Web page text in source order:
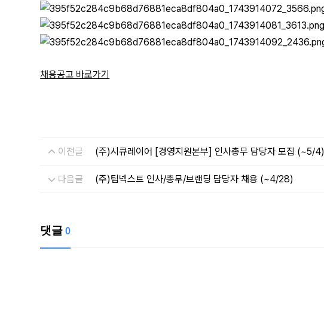
채용공고 바로가기
이전글 (주)시큐레이어 [경영지원본부] 인사총무 담당자 모집 (~5/4)
다음글 (주)팀넥스트 인사/총무/브랜딩 담당자 채용 (~4/28)
댓글 0